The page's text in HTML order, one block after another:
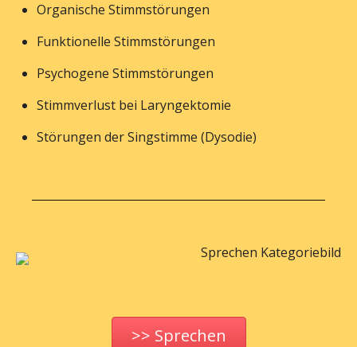
Organische Stimmstörungen
Funktionelle Stimmstörungen
Psychogene Stimmstörungen
Stimmverlust bei Laryngektomie
Störungen der Singstimme (Dysodie)
>> Sprechen